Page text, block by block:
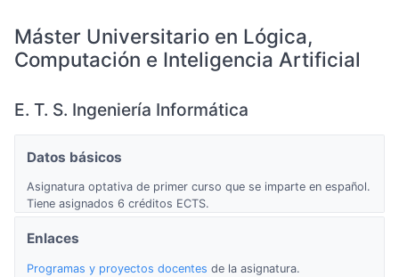
Máster Universitario en Lógica,
Computación e Inteligencia Artificial
E. T. S. Ingeniería Informática
Datos básicos
Asignatura optativa de primer curso que se imparte en español.
Tiene asignados 6 créditos ECTS.
Enlaces
Programas y proyectos docentes de la asignatura.